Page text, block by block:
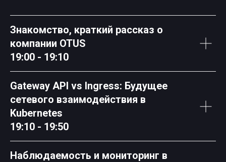
Знакомство, краткий рассказ о
компании OTUS
19:00 - 19:10
Gateway API vs Ingress: Будущее
сетевого взаимодействия в
Kubernetes
19:10 - 19:50
Наблюдаемость и мониторинг в